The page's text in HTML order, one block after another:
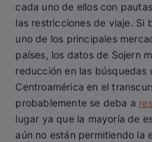
cada uno de ellos con
las restricciones de viaje. Si
uno de los principales
países, los datos de Sojern
reducción en las búsquedas
Centroamérica en el
probablemente se deba a
lugar ya que la mayoría de
aún no están permitiendo la